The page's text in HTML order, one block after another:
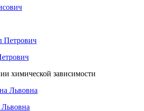
химической зависимости